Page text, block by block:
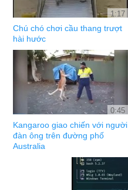
1:17
Chú chó chơi cầu thang trượt
hài hước
0:45
Kangaroo giao chiến với người
đàn ông trên đường phố
Australia